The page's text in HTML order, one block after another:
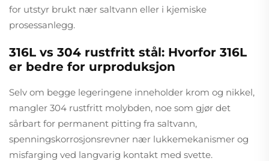
for utstyr brukt nær saltvann eller i kjemiske
prosessanlegg.
316L vs 304 rustfritt stål: Hvorfor 316L
er bedre for urproduksjon
Selv om begge legeringene inneholder krom og nikkel,
mangler 304 rustfritt molybden, noe som gjør det
sårbart for permanent pitting fra saltvann,
spenningskorrosjonsrevner nær lukkemekanismer og
misfarging ved langvarig kontakt med svette.